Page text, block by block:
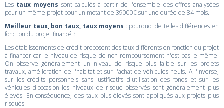
Les taux moyens sont calculés à partir de l'ensemble des offres analysées
pour un même projet pour un motant de 39000€ sur une durée de 84 mois.
Meilleur taux, bon taux, taux moyens : pourquoi de telles différences en
fonction du projet financé ?
Les établissements de crédit proposent des taux différents en fonction du projet
à financer car le niveau de risque de non remboursement n'est pas le même.
On observe généralement un niveau de risque plus faible sur les projets
travaux, amélioration de l'habitat et sur l'achat de véhicules neufs. A l'inverse,
sur les crédits personnels sans justificatifs d'utilisation des fonds et sur les
véhicules d'occasion les niveaux de risque observés sont généralement plus
élevés. En conséquence, des taux plus élevés sont appliqués aux projets plus
risqués.